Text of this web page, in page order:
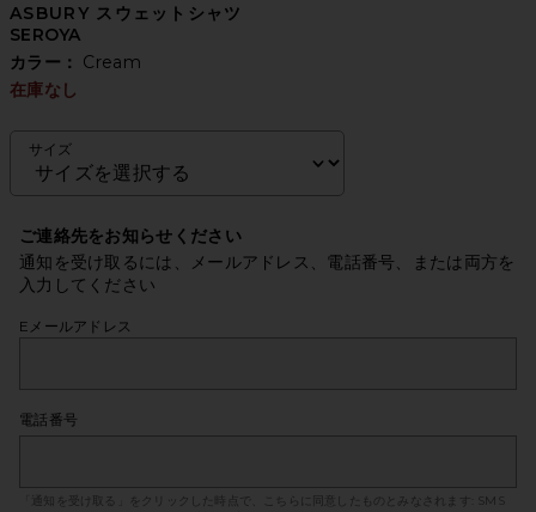
ASBURY スウェットシャツ
SEROYA
カラー： Cream
在庫なし
サイズ
ご連絡先をお知らせください
通知を受け取るには、メールアドレス、電話番号、または両方を
入力してください
Eメールアドレス
電話番号
「通知を受け取る」をクリックした時点で、こちらに同意したものとみなされます:
SMS